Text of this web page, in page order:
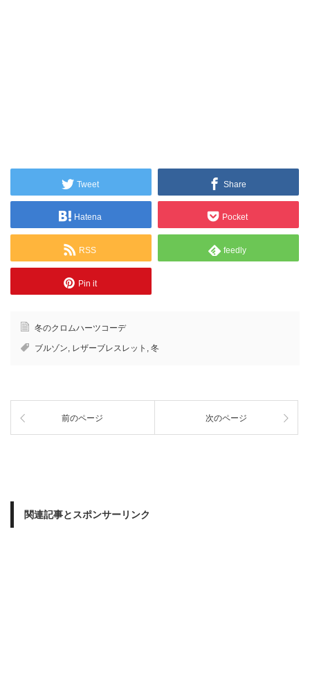
Tweet Share
Hatena Pocket
RSS feedly
Pin it
冬のクロムハーツコーデ
ブルゾン, レザーブレスレット , 冬
前のページ 次のページ
関連記事とスポンサーリンク